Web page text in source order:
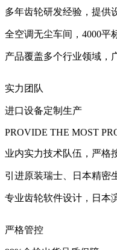
多年齿轮研发经验，提供
全空调无尘车间，4000平
产品覆盖多个行业领域，
实力团队
进口设备定制生产
PROVIDE THE MOST
业内实力技术队伍，严格
引进原装瑞士、日本精密
专业齿轮软件设计，日本
严格管控